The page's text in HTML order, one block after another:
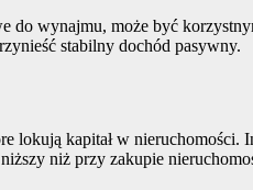
wynajmu, może być
stabilny dochód pasywny.
lokują kapitał w
niż przy zakupie